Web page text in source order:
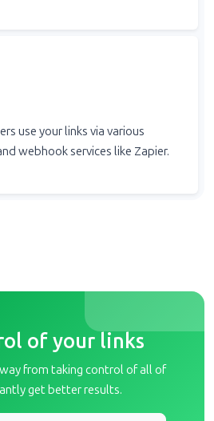
use your links via various
webhook services like Zapier.
of your links
from taking control of all of
get better results.